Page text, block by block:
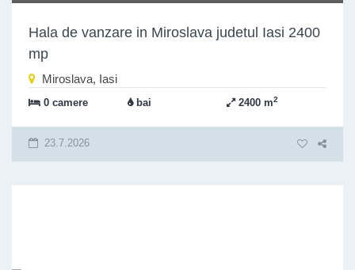
Hala de vanzare in Miroslava judetul Iasi 2400
mp
Miroslava, Iasi
0 camere bai 2400 m2
23.7.2026